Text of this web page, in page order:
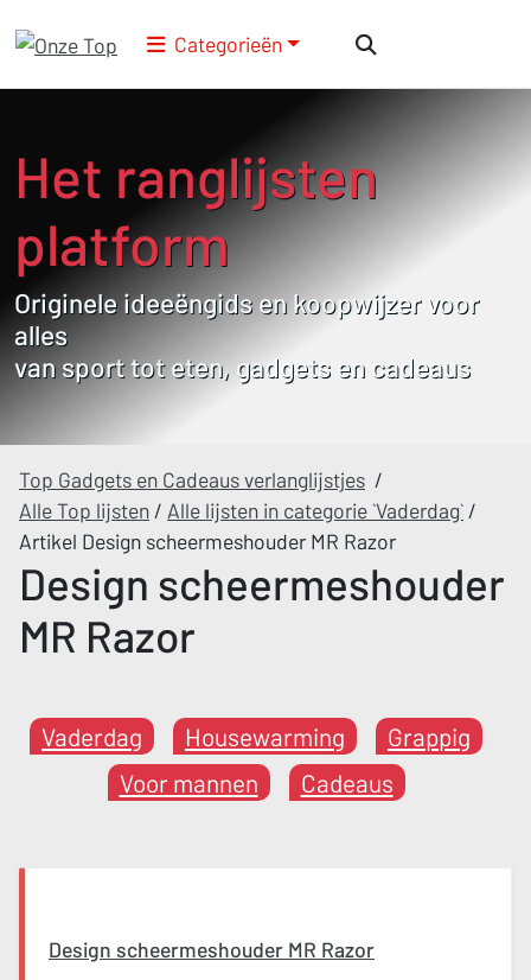
Categorieën
Het ranglijsten
platform
Originele ideeëngids en koopwijzer voor
alles
van sport tot eten, gadgets en cadeaus
Top Gadgets en Cadeaus verlanglijstjes /
Alle Top lijsten / Alle lijsten in categorie `Vaderdag` /
Artikel Design scheermeshouder MR Razor
Design scheermeshouder
MR Razor
Vaderdag Housewarming
Grappig
Voor mannen
Cadeaus
Design scheermeshouder MR Razor